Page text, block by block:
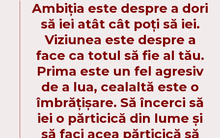
Ambiția este despre a dori
să iei atât cât poți să iei.
Viziunea este despre a
face ca totul să fie al tău.
Prima este un fel agresiv
de a lua, cealaltă este o
îmbrățișare. Să încerci să
iei o părticică din lume și
să faci acea părticică să